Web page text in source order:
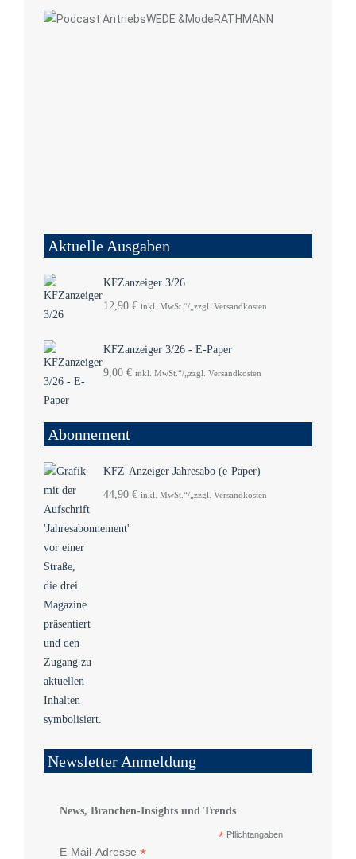
Aktuelle Ausgaben
KFZanzeiger 3/26
12,90 € inkl. MwSt.“/„zzgl. Versandkosten
KFZanzeiger 3/26 - E-Paper
9,00 € inkl. MwSt.“/„zzgl. Versandkosten
Abonnement
KFZ-Anzeiger Jahresabo (e-Paper)
44,90 € inkl. MwSt.“/„zzgl. Versandkosten
Newsletter Anmeldung
News, Branchen-Insights und Trends
* Pflichtangaben
E-Mail-Adresse *